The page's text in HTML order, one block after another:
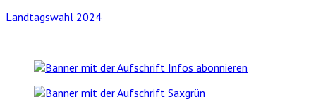
Landtagswahl 2024